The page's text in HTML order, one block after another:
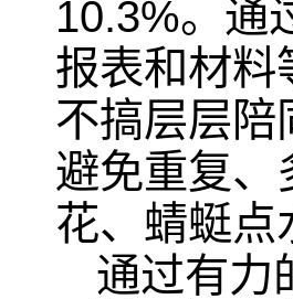
10.3%。通
报表和材料
不搞层层陪
避免重复、
花、蜻蜓点
通过有力